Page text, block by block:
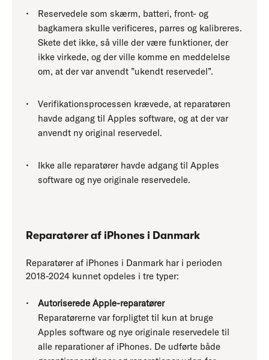
Reservedele som skærm, batteri, front- og
bagkamera skulle verificeres, parres og kalibreres.
Skete det ikke, så ville der være funktioner, der
ikke virkede, og der ville komme en meddelelse
om, at der var anvendt ”ukendt reservedel”.
Verifikationsprocessen krævede, at reparatøren
havde adgang til Apples software, og at der var
anvendt ny original reservedel.
Ikke alle reparatører havde adgang til Apples
software og nye originale reservedele.
Reparatører af iPhones i Danmark
Reparatører af iPhones i Danmark har i perioden
2018-2024 kunnet opdeles i tre typer:
Autoriserede Apple-reparatører
Reparatørerne var forpligtet til kun at bruge
Apples software og nye originale reservedele til
alle reparationer af iPhones. De udførte både